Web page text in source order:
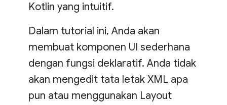
Kotlin yang intuitif.
Dalam tutorial ini, Anda akan
membuat komponen UI sederhana
dengan fungsi deklaratif. Anda tidak
akan mengedit tata letak XML apa
pun atau menggunakan Layout